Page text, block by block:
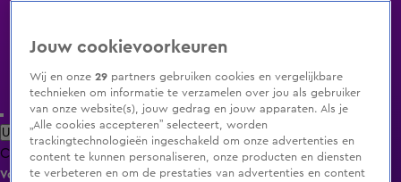
Uitzending Gemist Populaire programma's Zenders Genres
ClipsFilmsRadioSmart TV inlogShop
Volg KIJK
Jouw cookievoorkeuren
Wij en onze29 partners gebruiken cookies en vergelijkbare
technieken om informatie te verzamelen over jou als gebruiker
van onze website(s), jouw gedrag en jouw apparaten. Als je
„Alle cookies accepteren” selecteert, worden
trackingtechnologieën ingeschakeld om onze advertenties en
content te kunnen personaliseren, onze producten en diensten
te verbeteren en om de prestaties van advertenties en content